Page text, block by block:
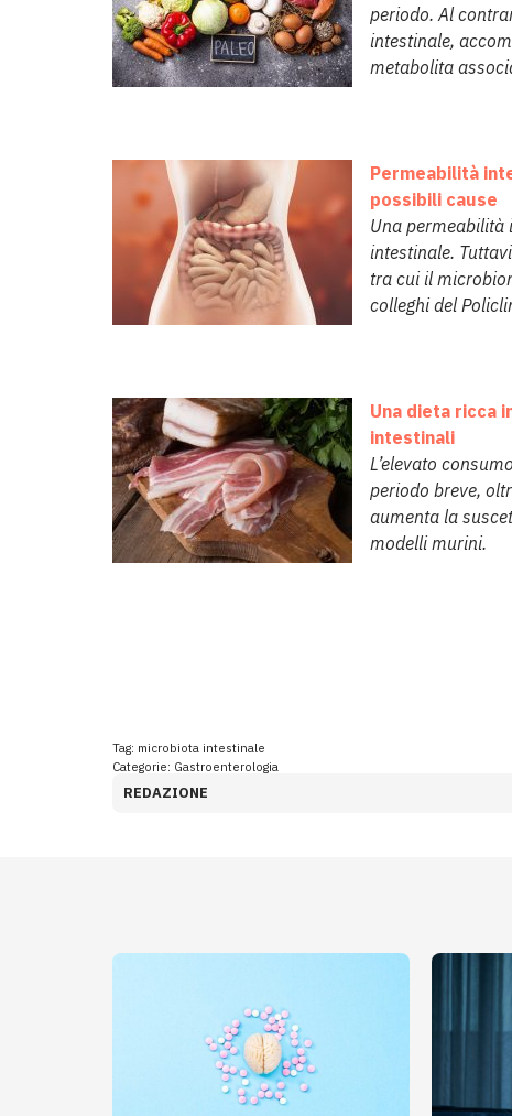
periodo. Al
intestinale,
metabolita
Permeabilità
possibili cause
Una permeabilità
intestinale.
tra cui il
colleghi del
Una dieta ricca
intestinali
L’elevato
periodo breve,
aumenta la
modelli murini.
Tag: microbiota intestinale
Categorie: Gastroenterologia
REDAZIONE